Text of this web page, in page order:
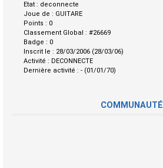
Etat : deconnecte
Joue de : GUITARE
Points : 0
Classement Global : #26669
Badge : 0
Inscrit le : 28/03/2006 (28/03/06)
Activité : DECONNECTE
Dernière activité : - (01/01/70)
COMMUNAUTÉ